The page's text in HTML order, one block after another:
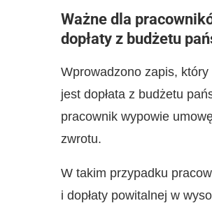
Ważne dla
dopłaty z budżetu
Wprowadzono zapis,
jest dopłata z budżetu
pracownik wypowie
zwrotu.
W takim przypadku
i dopłaty powitalnej w